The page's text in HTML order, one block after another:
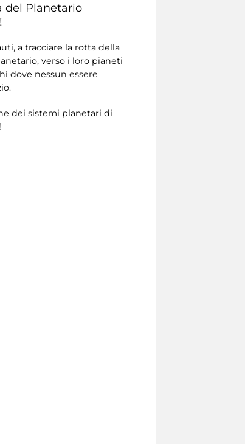
del Planetario
a tracciare la rotta della
verso i loro pianeti
dove nessun essere
dei sistemi planetari di